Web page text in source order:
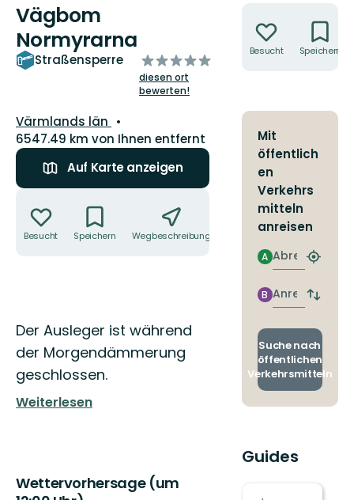
Vägbom
Normyrarna
Straßensperre
von
5
Sternen
diesen ort
bewerten!
Landkreis:
Värmlands län
6547.49 km von Ihnen entfernt
Auf Karte anzeigen
Besucht Speichern Wegbeschreibung
Beschreibung
Der Ausleger ist während
der Morgendämmerung
geschlossen.
Weiterlesen
Wettervorhersage (um
Besucht Speichern
Mit
öffentlich
en
Verkehrs
mitteln
anreisen
Abreise
A
finden
Anreise
B
Suche nach
öffentlichen
Verkehrsmitteln
Guides